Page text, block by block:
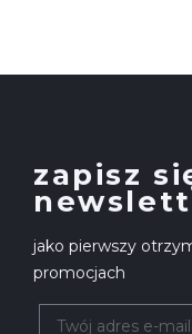
zapisz
jako pierwszy
promocjach